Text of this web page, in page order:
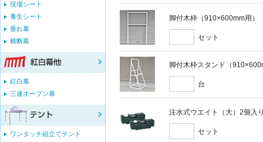
脚付木枠（910×600mm用）
セット
脚付木枠スタンド（
台
注水式ウエイト（大）2個入
セット
現場シート
養生シート
垂れ幕
横断幕
紅白幕
三連オープン幕
ワンタッチ組立てテント